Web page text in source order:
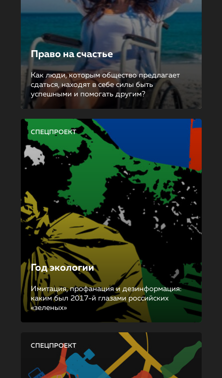
Право на счастье
Как люди, которым общество предлагает
сдаться, находят в себе силы быть
успешными и помогать другим?
СПЕЦПРОЕКТ
Год экологии
Имитация, профанация и дезинформация:
каким был 2017-й глазами российских
«зеленых»
СПЕЦПРОЕКТ